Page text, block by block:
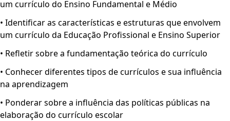
um currículo do Ensino Fundamental e Médio
• Identificar as características e estruturas que envolvem
um currículo da Educação Profissional e Ensino Superior
• Refletir sobre a fundamentação teórica do currículo
• Conhecer diferentes tipos de currículos e sua influência
na aprendizagem
• Ponderar sobre a influência das políticas públicas na
elaboração do currículo escolar